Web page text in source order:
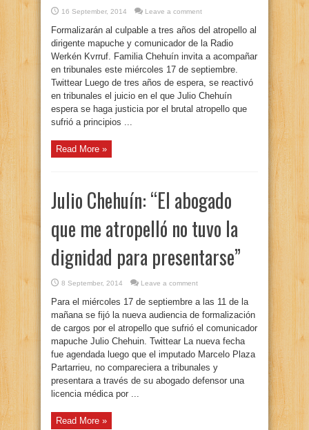
16 September, 2014 Leave a comment
Formalizarán al culpable a tres años del atropello al
dirigente mapuche y comunicador de la Radio
Werkén Kvrruf. Familia Chehuín invita a acompañar
en tribunales este miércoles 17 de septiembre.
Twittear Luego de tres años de espera, se reactivó
en tribunales el juicio en el que Julio Chehuín
espera se haga justicia por el brutal atropello que
sufrió a principios ...
Read More »
Julio Chehuín: “El abogado
que me atropelló no tuvo la
dignidad para presentarse”
8 September, 2014 Leave a comment
Para el miércoles 17 de septiembre a las 11 de la
mañana se fijó la nueva audiencia de formalización
de cargos por el atropello que sufrió el comunicador
mapuche Julio Chehuin. Twittear La nueva fecha
fue agendada luego que el imputado Marcelo Plaza
Partarrieu, no compareciera a tribunales y
presentara a través de su abogado defensor una
licencia médica por ...
Read More »